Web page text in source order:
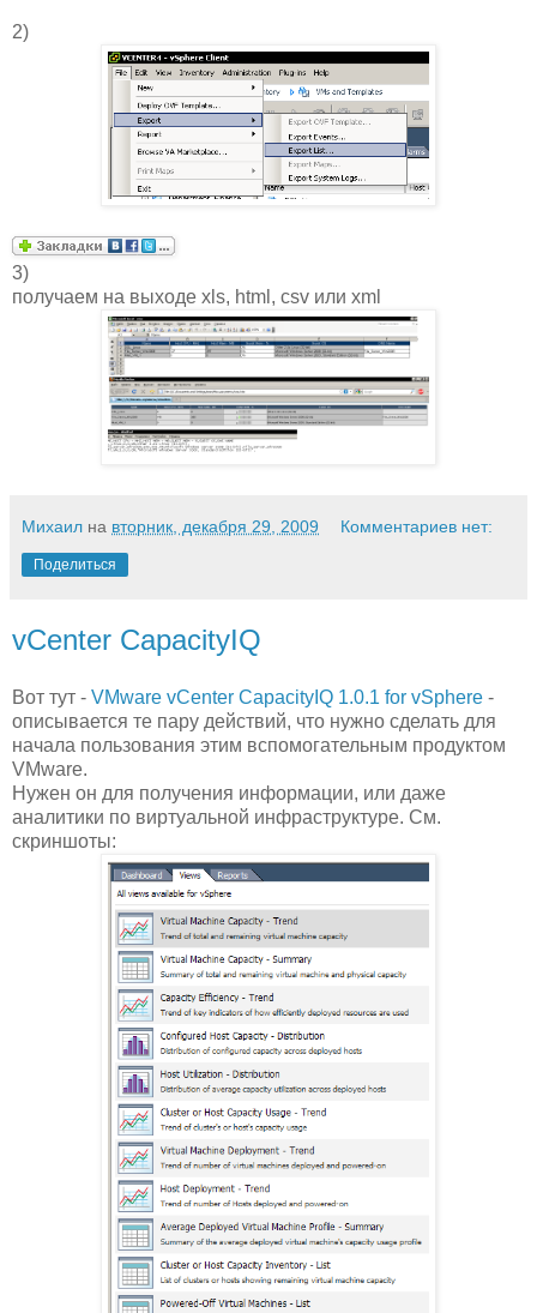
2)
3)
получаем на выходе xls, html, csv или xml
Михаил на вторник, декабря 29, 2009 Комментариев нет:
Поделиться
vCenter CapacityIQ
Вот тут - VMware vCenter CapacityIQ 1.0.1 for vSphere -
описывается те пару действий, что нужно сделать для
начала пользования этим вспомогательным продуктом
VMware.
Нужен он для получения информации, или даже
аналитики по виртуальной инфраструктуре. См.
скриншоты: